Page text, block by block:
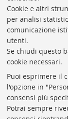
Cookie e altri
per analisi
comunicazione
utenti.
Se chiudi questo
cookie necessari.
Puoi esprimere il
l'opzione in
consensi più
Potrai sempre
Presidente: prof.
Coordinatrice
Responsabile
Via Zamboni, 33/
Tel. +39 051
bub.info@unibo.it
Dove siamo